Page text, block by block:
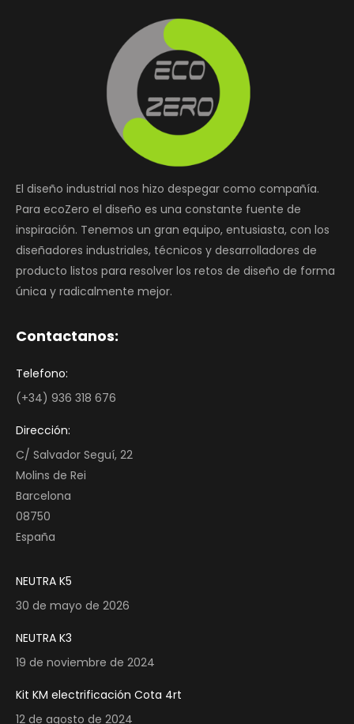
El diseño industrial nos hizo despegar como compañía.
Para ecoZero el diseño es una constante fuente de
inspiración. Tenemos un gran equipo, entusiasta, con los
diseñadores industriales, técnicos y desarrolladores de
producto listos para resolver los retos de diseño de forma
única y radicalmente mejor.
Contactanos:
Telefono:
(+34) 936 318 676
Dirección:
C/ Salvador Seguí, 22
Molins de Rei
Barcelona
08750
España
NEUTRA K5
30 de mayo de 2026
NEUTRA K3
19 de noviembre de 2024
Kit KM electrificación Cota 4rt
12 de agosto de 2024